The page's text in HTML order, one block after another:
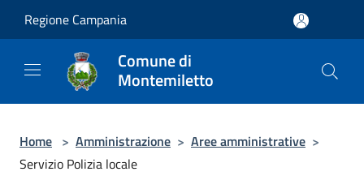
Regione Campania
Comune di
Montemiletto
Home > Amministrazione > Aree amministrative >
Servizio Polizia locale